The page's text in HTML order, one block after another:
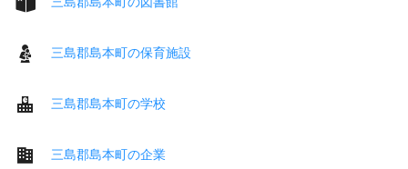
三島郡島本町の保育施設
三島郡島本町の学校
三島郡島本町の企業